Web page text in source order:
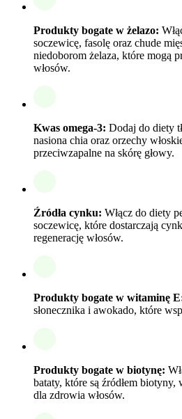
Produkty bogate w żelazo:
soczewicę, fasolę oraz chude
niedoborom żelaza, które mogą
włosów.
Kwas omega-3: Dodaj do diety
nasiona chia oraz orzechy
przeciwzapalne na skórę głowy.
Źródła cynku: Włącz do diety
soczewicę, które dostarczają
regenerację włosów.
Produkty bogate w witaminę
słonecznika i awokado, które
Produkty bogate w biotynę:
bataty, które są źródłem
dla zdrowia włosów.